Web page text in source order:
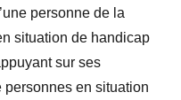
personne de la
situation de handicap
sur ses
personnes en situation